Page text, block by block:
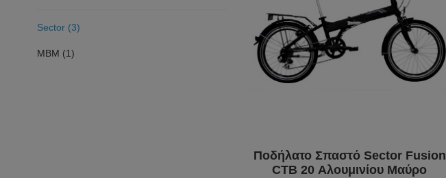
Sector (3)
MBM (1)
Ποδήλατο Σπαστό Sector Fusion
CTB 20 Αλουμινίου Μαύρο